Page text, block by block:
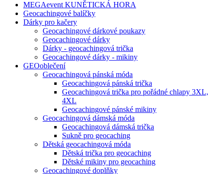
MEGAevent KUNĚTICKÁ HORA
Geocachingové balíčky
Dárky pro kačery
Geocachingové dárkové poukazy
Geocachingové dárky
Dárky - geocachingová trička
Geocachingové dárky - mikiny
GEOoblečení
Geocachingová pánská móda
Geocachingová pánská trička
Geocachingová trička pro pořádné chlapy 3XL,
4XL
Geocachingové pánské mikiny
Geocachingová dámská móda
Geocachingová dámská trička
Sukně pro geocaching
Dětská geocachingová móda
Dětská trička pro geocaching
Dětské mikiny pro geocaching
Geocachingové doplňky